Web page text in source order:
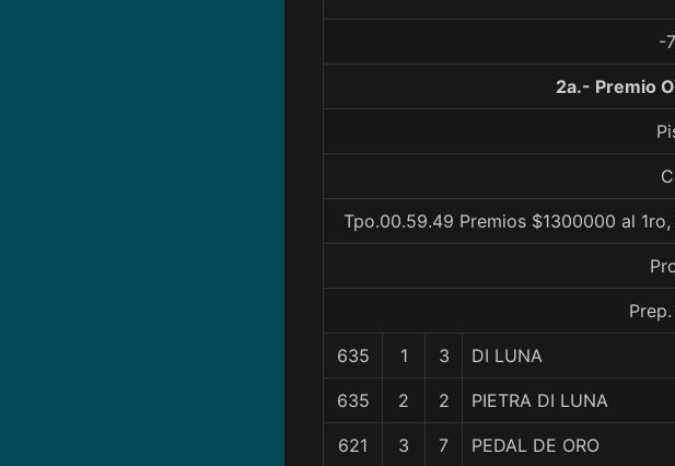
-
2a.- Premio
Tpo.00.59.49 Premios $1300000 al
635 1 3 DI LUNA
635 2 2 PIETRA DI LUNA
621 3 7 PEDAL DE ORO